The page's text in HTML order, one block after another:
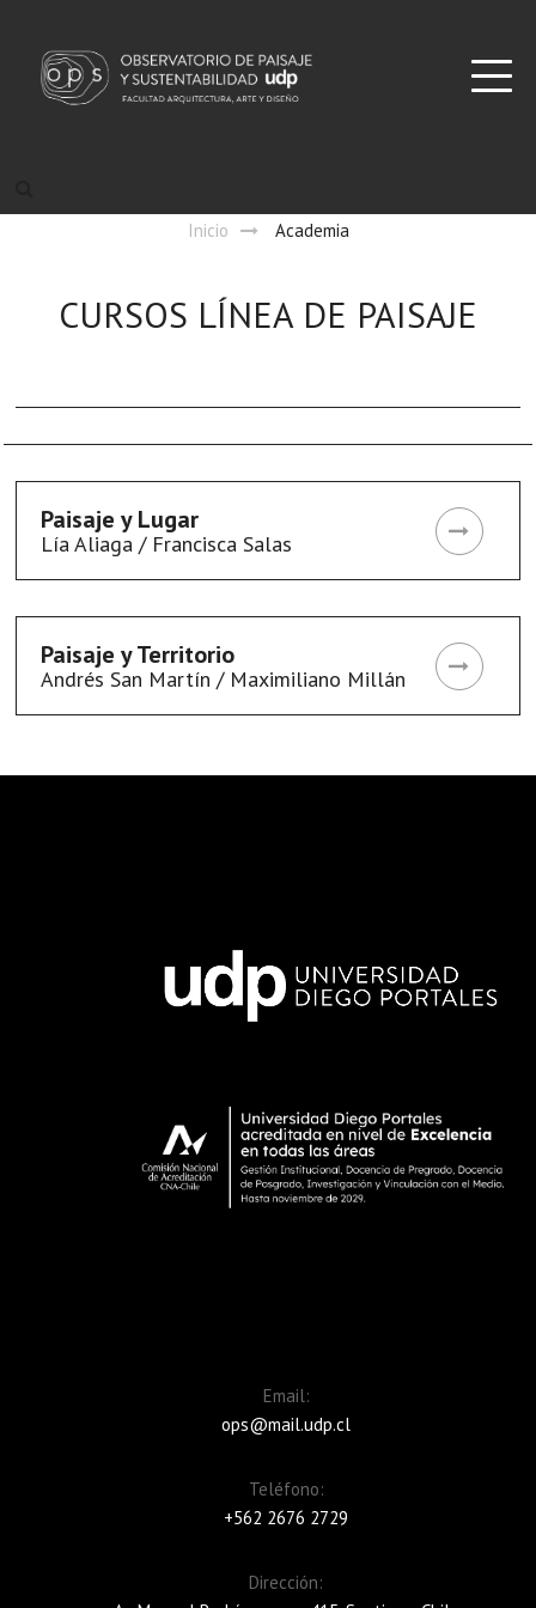
Inicio Academia
CURSOS LÍNEA DE PAISAJE
Paisaje y Lugar
Lía Aliaga / Francisca Salas
Paisaje y Territorio
Andrés San Martín / Maximiliano Millán
Email:
ops@mail.udp.cl
Teléfono:
+562 2676 2729
Dirección: